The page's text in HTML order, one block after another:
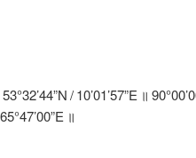
53°32’44”N / 10’01’57”E ॥
65°47’00”E ॥